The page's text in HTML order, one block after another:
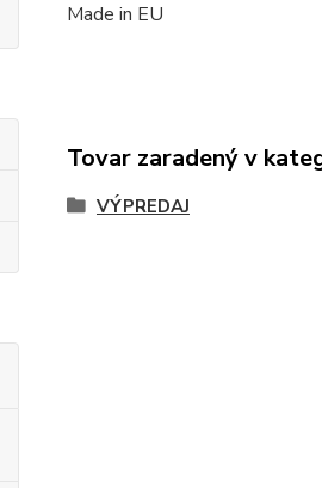
Made in EU
Tovar zaradený v
VÝPREDAJ